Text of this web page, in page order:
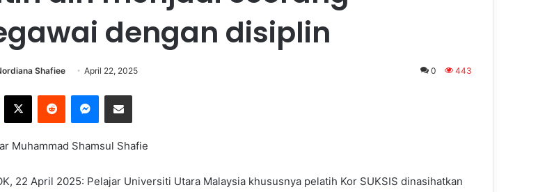
dengan disiplin
Shafiee April 22, 2025 0 443
Muhammad Shamsul Shafie
22 April 2025: Pelajar Universiti Utara Malaysia khususnya pelatih Kor SUKSIS dinasihatkan